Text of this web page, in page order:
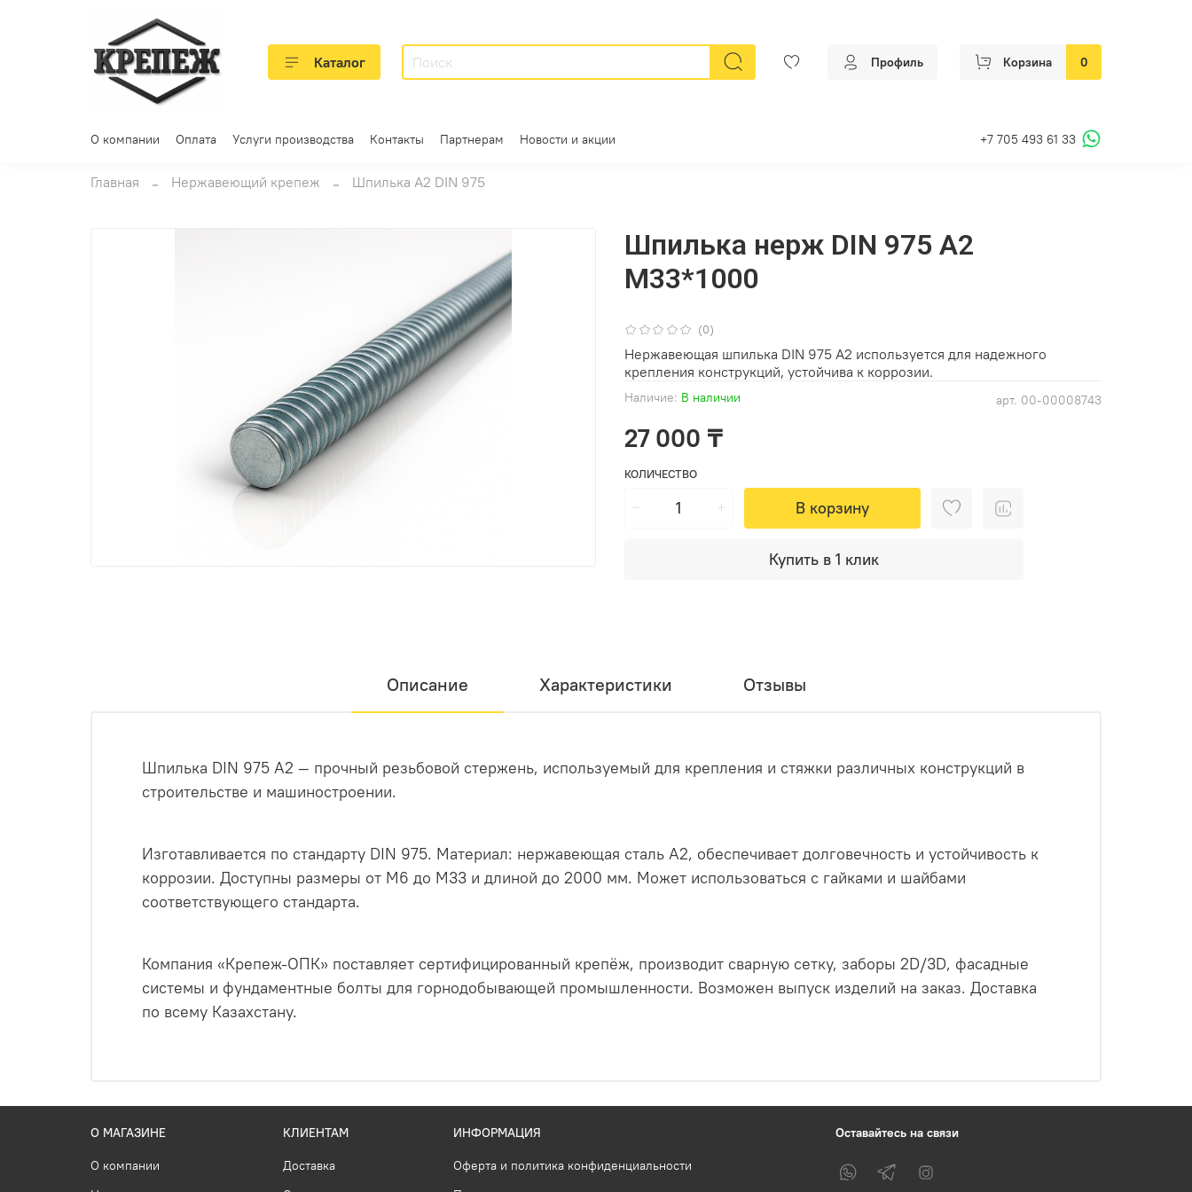
Каталог Профиль Корзина 0
О компании Оплата Услуги производства Контакты Партнерам Новости и акции +7 705 493 61 33
Главная Нержавеющий крепеж Шпилька A2 DIN 975
(0)
арт. 00-00008743
Наличие: В наличии
Шпилька нерж DIN 975 А2
М33*1000
27 000 ₸
КОЛИЧЕСТВО
В корзину
Купить в 1 клик
Нержавеющая шпилька DIN 975 А2 используется для надежного
крепления конструкций, устойчива к коррозии.
Описание Характеристики Отзывы
Шпилька DIN 975 А2 — прочный резьбовой стержень, используемый для крепления и стяжки различных конструкций в
строительстве и машиностроении.
Изготавливается по стандарту DIN 975. Материал: нержавеющая сталь А2, обеспечивает долговечность и устойчивость к
коррозии. Доступны размеры от М6 до М33 и длиной до 2000 мм. Может использоваться с гайками и шайбами
соответствующего стандарта.
Компания «Крепеж-ОПК» поставляет сертифицированный крепёж, производит сварную сетку, заборы 2D/3D, фасадные
системы и фундаментные болты для горнодобывающей промышленности. Возможен выпуск изделий на заказ. Доставка
по всему Казахстану.
О МАГАЗИНЕ
О компании
КЛИЕНТАМ
Доставка
ИНФОРМАЦИЯ
Оферта и политика конфиденциальности
Оставайтесь на связи